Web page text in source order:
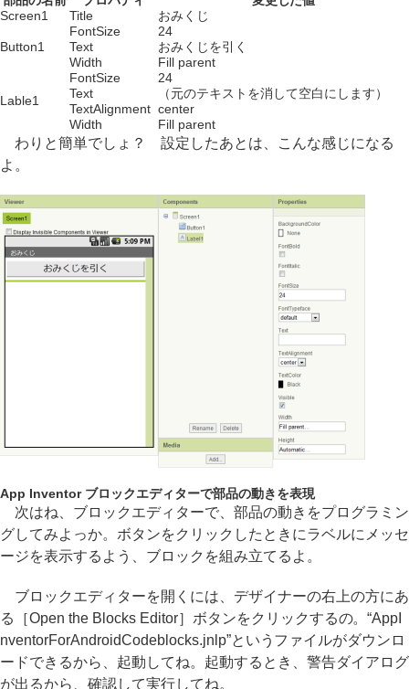
Screen1
Title おみくじ
Button1
FontSize
24
Text
おみくじを引く
Width
Fill parent
Lable1
FontSize
24
Text
（元のテキストを消して空白にします）
TextAlignment center
Width
Fill parent
わりと簡単でしょ？ 設定したあとは、こんな感じになる
よ。
App Inventor ブロックエディターで部品の動きを表現
次はね、ブロックエディターで、部品の動きをプログラミン
グしてみよっか。ボタンをクリックしたときにラベルにメッセ
ージを表示するよう、ブロックを組み立てるよ。
ブロックエディターを開くには、デザイナーの右上の方にあ
る［Open the Blocks Editor］ボタンをクリックするの。“AppI
nventorForAndroidCodeblocks.jnlp”というファイルがダウンロ
ードできるから、起動してね。起動するとき、警告ダイアログ
が出るから、確認して実行してね。